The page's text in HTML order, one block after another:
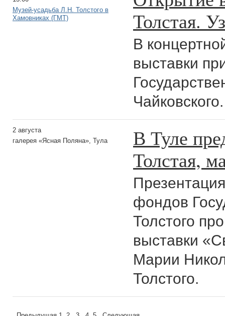
Музей-усадьба Л.Н. Толстого в
Хамовниках (ГМТ)
Толстая.
В
выставки
Чайковского.
2 августа
галерея «Ясная Поляна», Тула
В Туле
Толстая,
фондов
Толстого
выставки
Марии
Толстого.